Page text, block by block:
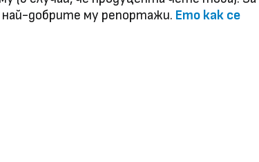
добрите му репортажи. Ето как се